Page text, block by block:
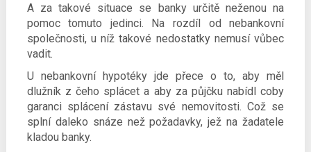
A za takové situace se banky určitě neženou na
pomoc tomuto jedinci. Na rozdíl od nebankovní
společnosti, u níž takové nedostatky nemusí vůbec
vadit.
U nebankovní hypotéky jde přece o to, aby měl
dlužník z čeho splácet a aby za půjčku nabídl coby
garanci splácení zástavu své nemovitosti. Což se
splní daleko snáze než požadavky, jež na žadatele
kladou banky.